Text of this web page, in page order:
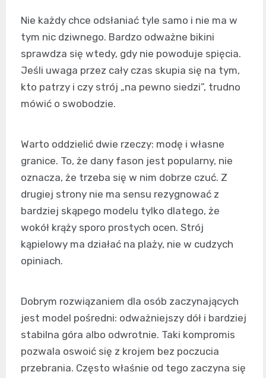
Nie każdy chce odsłaniać tyle samo i nie ma w
tym nic dziwnego. Bardzo odważne bikini
sprawdza się wtedy, gdy nie powoduje spięcia.
Jeśli uwaga przez cały czas skupia się na tym,
kto patrzy i czy strój „na pewno siedzi”, trudno
mówić o swobodzie.
Warto oddzielić dwie rzeczy: modę i własne
granice. To, że dany fason jest popularny, nie
oznacza, że trzeba się w nim dobrze czuć. Z
drugiej strony nie ma sensu rezygnować z
bardziej skąpego modelu tylko dlatego, że
wokół krąży sporo prostych ocen. Strój
kąpielowy ma działać na plaży, nie w cudzych
opiniach.
Dobrym rozwiązaniem dla osób zaczynających
jest model pośredni: odważniejszy dół i bardziej
stabilna góra albo odwrotnie. Taki kompromis
pozwala oswoić się z krojem bez poczucia
przebrania. Często właśnie od tego zaczyna się